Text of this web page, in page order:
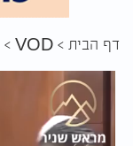
דף הבית VOD